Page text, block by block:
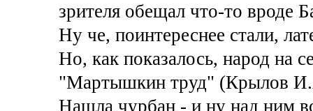
зрителя обещал что-то вроде
Ну че, поинтереснее стали,
Но, как показалось, народ на
"Мартышкин труд" (Крылов
Нашла чурбан - и ну над ним